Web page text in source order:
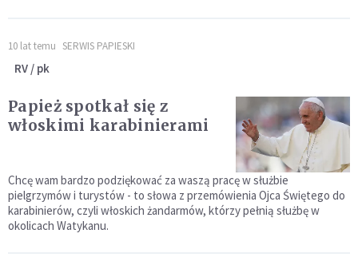
10 lat temu SERWIS PAPIESKI
RV / pk
Papież spotkał się z
włoskimi karabinierami
Chcę wam bardzo podziękować za waszą pracę w służbie
pielgrzymów i turystów - to słowa z przemówienia Ojca Świętego do
karabinierów, czyli włoskich żandarmów, którzy pełnią służbę w
okolicach Watykanu.